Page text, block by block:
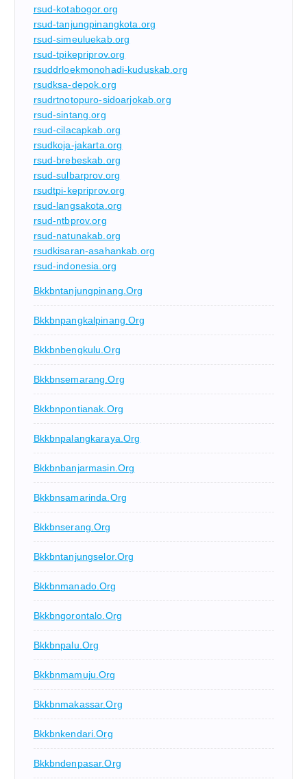
rsud-kotabogor.org
rsud-tanjungpinangkota.org
rsud-simeuluekab.org
rsud-tpikepriprov.org
rsuddrloekmonohadi-kuduskab.org
rsudksa-depok.org
rsudrtnotopuro-sidoarjokab.org
rsud-sintang.org
rsud-cilacapkab.org
rsudkoja-jakarta.org
rsud-brebeskab.org
rsud-sulbarprov.org
rsudtpi-kepriprov.org
rsud-langsakota.org
rsud-ntbprov.org
rsud-natunakab.org
rsudkisaran-asahankab.org
rsud-indonesia.org
Bkkbntanjungpinang.org
Bkkbnpangkalpinang.org
Bkkbnbengkulu.org
Bkkbnsemarang.org
Bkkbnpontianak.org
Bkkbnpalangkaraya.org
Bkkbnbanjarmasin.org
Bkkbnsamarinda.org
Bkkbnserang.org
Bkkbntanjungselor.org
Bkkbnmanado.org
Bkkbngorontalo.org
Bkkbnpalu.org
Bkkbnmamuju.org
Bkkbnmakassar.org
Bkkbnkendari.org
Bkkbndenpasar.org